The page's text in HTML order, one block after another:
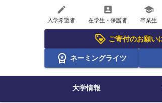
create
入学希望者
account_box
在学生・保護者
school
卒業生
ご寄付のお願い
ネーミングライツ
大学情報